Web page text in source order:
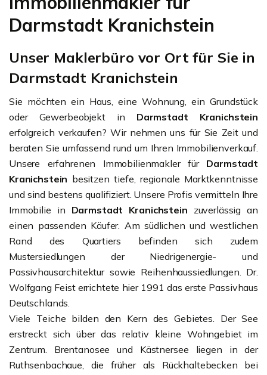
Darmstadt Kranichstein
Unser Maklerbüro vor Ort für Sie in
Darmstadt Kranichstein
Sie möchten ein Haus, eine Wohnung, ein Grundstück
oder Gewerbeobjekt in Darmstadt Kranichstein
erfolgreich verkaufen? Wir nehmen uns für Sie Zeit und
beraten Sie umfassend rund um Ihren Immobilienverkauf.
Unsere erfahrenen Immobilienmakler für Darmstadt
Kranichstein besitzen tiefe, regionale Marktkenntnisse
und sind bestens qualifiziert. Unsere Profis vermitteln Ihre
Immobilie in Darmstadt Kranichstein zuverlässig an
einen passenden Käufer. Am südlichen und westlichen
Rand des Quartiers befinden sich zudem
Mustersiedlungen der Niedrigenergie- und
Passivhausarchitektur sowie Reihenhaussiedlungen. Dr.
Wolfgang Feist errichtete hier 1991 das erste Passivhaus
Deutschlands.
Viele Teiche bilden den Kern des Gebietes. Der See
erstreckt sich über das relativ kleine Wohngebiet im
Zentrum. Brentanosee und Kästnersee liegen in der
Ruthsenbachaue, die früher als Rückhaltebecken bei